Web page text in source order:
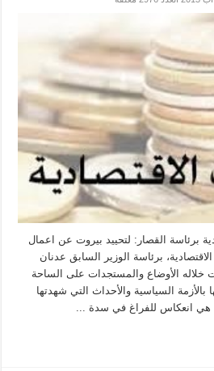
برئاسة القصار: لتحييد بيروت عن اعمال
برئاسة الوزير السابق عدنان
خلاله الأوضاع والمستجدات على الساحة
بالأزمة السياسية والأحداث التي شهدتها
هي انعكاس للفراغ في سدة ...